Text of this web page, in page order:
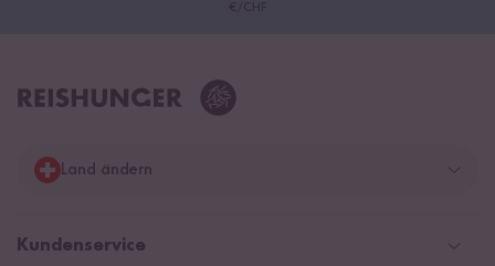
€/CHF
Land ändern
Deutschland
Kundenservice